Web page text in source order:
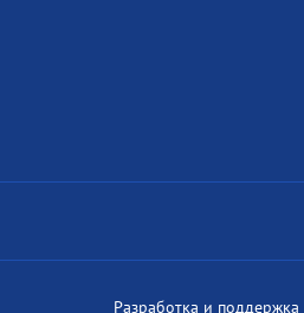
Разработка и поддержка